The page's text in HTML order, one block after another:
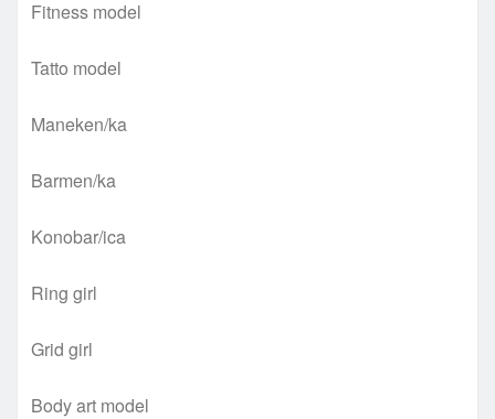
Fitness model
Tatto model
Maneken/ka
Barmen/ka
Konobar/ica
Ring girl
Grid girl
Body art model